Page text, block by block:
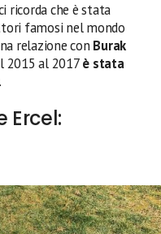
ricorda che è stata
famosi nel mondo
relazione con Burak
2015 al 2017è stata
.
Ercel: